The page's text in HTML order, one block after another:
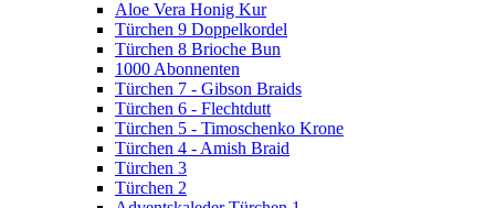
Aloe Vera Honig Kur
Türchen 9 Doppelkordel
Türchen 8 Brioche Bun
1000 Abonnenten
Türchen 7 - Gibson Braids
Türchen 6 - Flechtdutt
Türchen 5 - Timoschenko Krone
Türchen 4 - Amish Braid
Türchen 3
Türchen 2